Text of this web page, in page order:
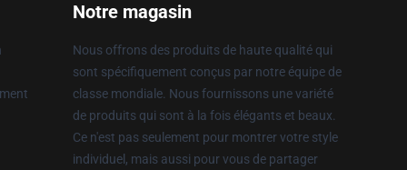
Notre magasin
Nous offrons des produits de haute qualité qui
sont spécifiquement conçus par notre équipe de
classe mondiale. Nous fournissons une variété
de produits qui sont à la fois élégants et beaux.
Ce n'est pas seulement pour montrer votre style
individuel, mais aussi pour vous de partager